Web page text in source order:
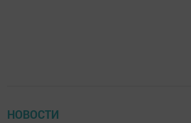
НОВОСТИ